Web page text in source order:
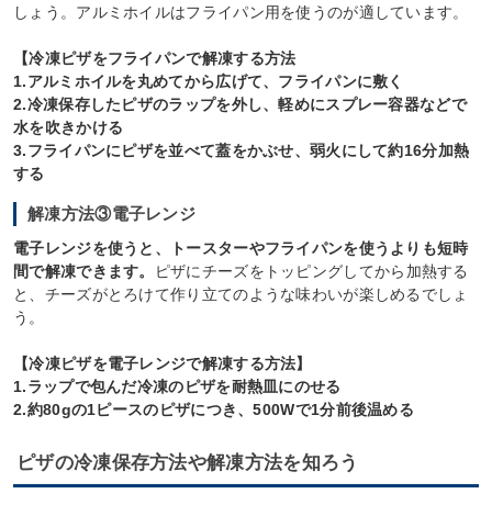
しょう。アルミホイルはフライパン用を使うのが適しています。
【冷凍ピザをフライパンで解凍する方法
1.アルミホイルを丸めてから広げて、フライパンに敷く
2.冷凍保存したピザのラップを外し、軽めにスプレー容器などで
水を吹きかける
3.フライパンにピザを並べて蓋をかぶせ、弱火にして約16分加熱
する
解凍方法③電子レンジ
電子レンジを使うと、トースターやフライパンを使うよりも短時
間で解凍できます。
ピザにチーズをトッピングしてから加熱する
と、チーズがとろけて作り立てのような味わいが楽しめるでしょ
う。
【冷凍ピザを電子レンジで解凍する方法】
1.ラップで包んだ冷凍のピザを耐熱皿にのせる
2.約80gの1ピースのピザにつき、500Wで1分前後温める
ピザの冷凍保存方法や解凍方法を知ろう